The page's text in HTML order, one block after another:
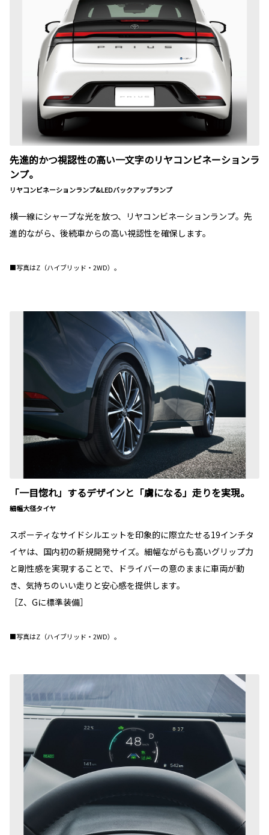
先進的かつ視認性の高い一文字のリヤコンビネーションラ
ンプ。
リヤコンビネーションランプ&LEDバックアップランプ
横一線にシャープな光を放つ、リヤコンビネーションランプ。先
進的ながら、後続車からの高い視認性を確保します。
■写真はZ（ハイブリッド・2WD）。
「一目惚れ」するデザインと「虜になる」走りを実現。
細幅大径タイヤ
スポーティなサイドシルエットを印象的に際立たせる19インチタ
イヤは、国内初の新規開発サイズ。細幅ながらも高いグリップ力
と剛性感を実現することで、ドライバーの意のままに車両が動
き、気持ちのいい走りと安心感を提供します。
［Z、Gに標準装備］
■写真はZ（ハイブリッド・2WD）。